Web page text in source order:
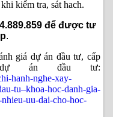
kiểm tra, sát hach.
để được tư
.
giá dự án đầu tư, cấp
án đầu tư:
hanh-nghe-xay-
tu–khoa-hoc-danh-gia-
uu-dai-cho-hoc-